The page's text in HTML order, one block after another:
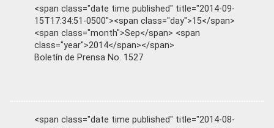
<span class="date time published" title="2014-09-
15T17:34:51-0500"><span class="day">15</span>
<span class="month">Sep</span> <span
class="year">2014</span></span>
Boletín de Prensa No. 1527
<span class="date time published" title="2014-08-